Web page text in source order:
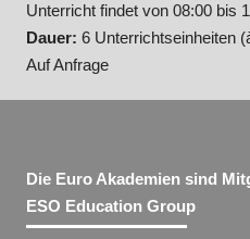
Unterricht findet von 08:00 bis
Dauer: 6 Unterrichtseinheiten
Auf Anfrage
Die Euro Akademien sind
ESO Education Group